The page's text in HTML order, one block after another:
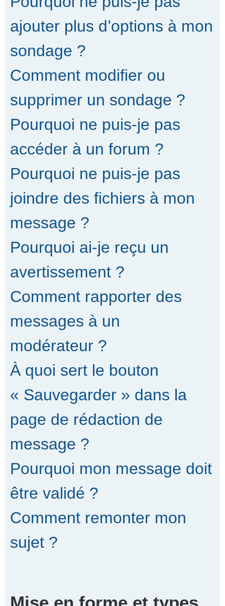
ajouter plus d’options à mon
sondage ?
Comment modifier ou
supprimer un sondage ?
Pourquoi ne puis-je pas
accéder à un forum ?
Pourquoi ne puis-je pas
joindre des fichiers à mon
message ?
Pourquoi ai-je reçu un
avertissement ?
Comment rapporter des
messages à un
modérateur ?
À quoi sert le bouton
« Sauvegarder » dans la
page de rédaction de
message ?
Pourquoi mon message doit
être validé ?
Comment remonter mon
sujet ?